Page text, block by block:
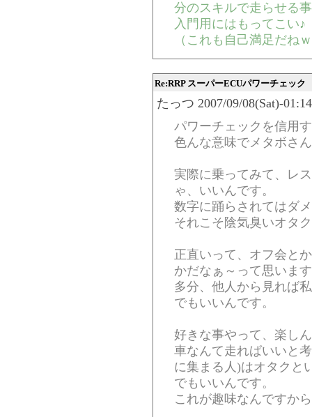
分のスキルで走らせる
入門用にはもってこい♪
（これも自己満足だね
Re:RRP スーパーECUパワーチェック
たっつ 2007/09/08(Sat)-
パワーチェックを信用
色んな意味でメタボさ
実際に乗ってみて、レ
ゃ、いいんです。
数字に踊らされてはダ
それこそ陰気臭いオタ
正直いって、オフ会と
かだなぁ～って思いま
多分、他人から見れば
でもいいんです。
好きな事やって、楽し
車なんて走ればいいと
に集まる人)はオタクと
でもいいんです。
これが趣味なんですか